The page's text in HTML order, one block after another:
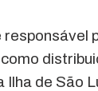
de São